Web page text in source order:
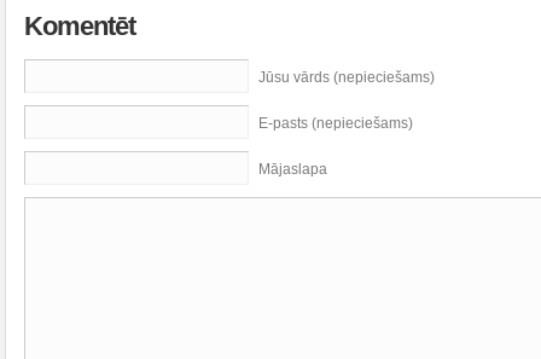
Komentēt
Jūsu vārds (nepieciešams)
E-pasts (nepieciešams)
Mājaslapa